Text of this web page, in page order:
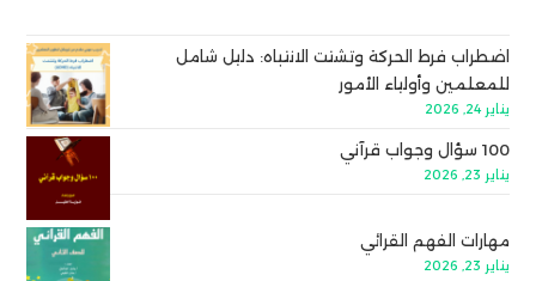
اضطراب فرط الحركة وتشتت الانتباه: دليل شامل
للمعلمين وأولياء الأمور
يناير 24, 2026
100 سؤال وجواب قرآني
يناير 23, 2026
مهارات الفهم القرائي
يناير 23, 2026